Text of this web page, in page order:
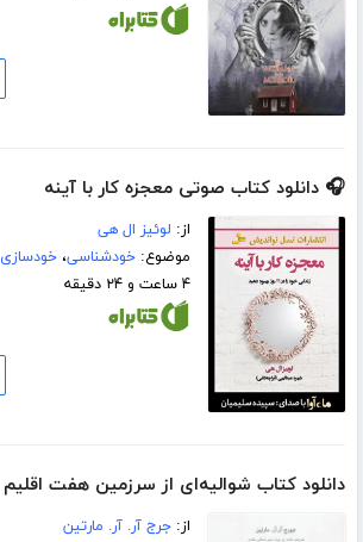
🎧 دانلود کتاب صوتی معجزه کار با آینه
از: لوئیز ال هی
موضوع:خودشناسی،خودسازی
۴ ساعت و ۲۴ دقیقه
دانلود کتاب شوالیه‌ای از سرزمین هفت اقلیم
از:جرج آر. آر. مارتین